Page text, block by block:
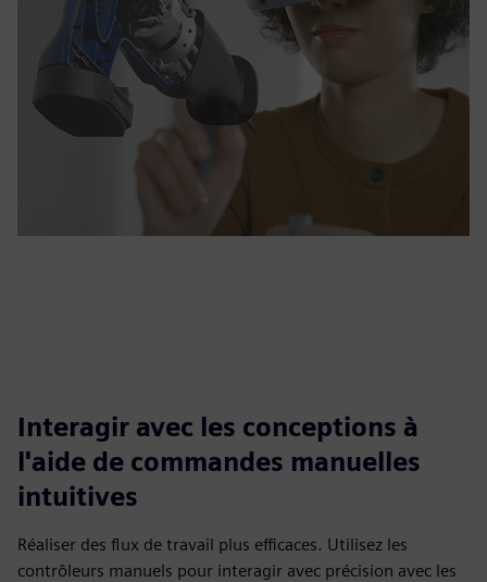
Interagir avec les conceptions à
l'aide de commandes manuelles
intuitives
Réaliser des flux de travail plus efficaces. Utilisez les
contrôleurs manuels pour interagir avec précision avec les